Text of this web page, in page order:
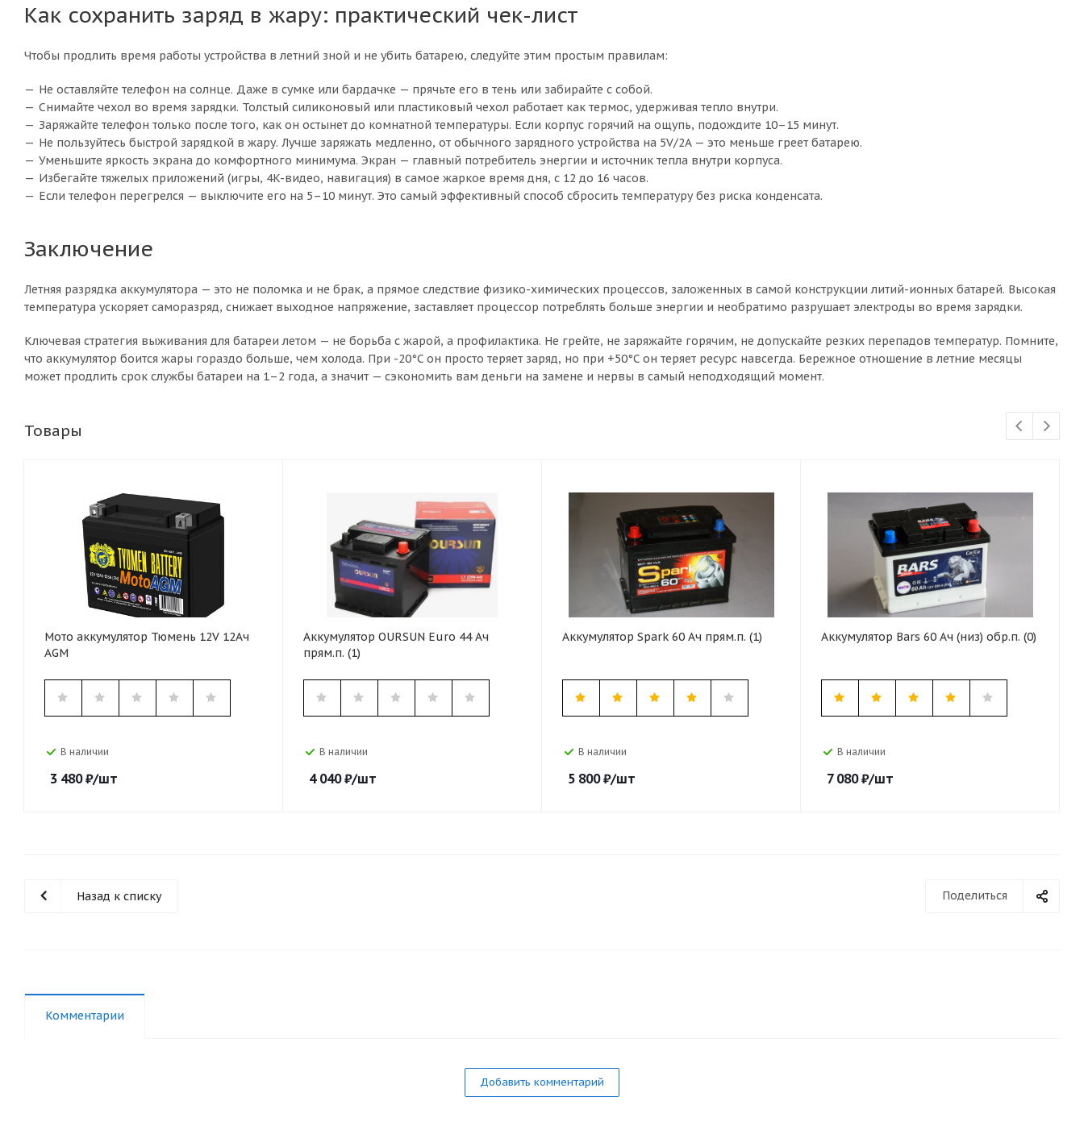
Как сохранить заряд в жару: практический чек-лист
Чтобы продлить время работы устройства в летний зной и не убить батарею, следуйте этим простым правилам:
Не оставляйте телефон на солнце. Даже в сумке или бардачке — прячьте его в тень или забирайте с собой.
Снимайте чехол во время зарядки. Толстый силиконовый или пластиковый чехол работает как термос, удерживая тепло внутри.
Заряжайте телефон только после того, как он остынет до комнатной температуры. Если корпус горячий на ощупь, подождите 10–15 минут.
Не пользуйтесь быстрой зарядкой в жару. Лучше заряжать медленно, от обычного зарядного устройства на 5V/2A — это меньше греет батарею.
Уменьшите яркость экрана до комфортного минимума. Экран — главный потребитель энергии и источник тепла внутри корпуса.
Избегайте тяжелых приложений (игры, 4K-видео, навигация) в самое жаркое время дня, с 12 до 16 часов.
Если телефон перегрелся — выключите его на 5–10 минут. Это самый эффективный способ сбросить температуру без риска конденсата.
Заключение
Летняя разрядка аккумулятора — это не поломка и не брак, а прямое следствие физико-химических процессов, заложенных в самой конструкции литий-ионных батарей. Высокая
температура ускоряет саморазряд, снижает выходное напряжение, заставляет процессор потреблять больше энергии и необратимо разрушает электроды во время зарядки.
Ключевая стратегия выживания для батареи летом — не борьба с жарой, а профилактика. Не грейте, не заряжайте горячим, не допускайте резких перепадов температур. Помните,
что аккумулятор боится жары гораздо больше, чем холода. При -20°C он просто теряет заряд, но при +50°C он теряет ресурс навсегда. Бережное отношение в летние месяцы
может продлить срок службы батареи на 1–2 года, а значит — сэкономить вам деньги на замене и нервы в самый неподходящий момент.
Товары
Мото аккумулятор Тюмень 12V 12Ач
AGM
В наличии
3 480₽/шт
Аккумулятор OURSUN Euro 44 Ач
прям.п. (1)
В наличии
4 040₽/шт
Аккумулятор Spark 60 Ач прям.п. (1)
В наличии
5 800₽/шт
Аккумулятор Bars 60 Ач (низ) обр.п. (0)
В наличии
7 080₽/шт
Поделиться
Назад к списку
Комментарии
Добавить комментарий